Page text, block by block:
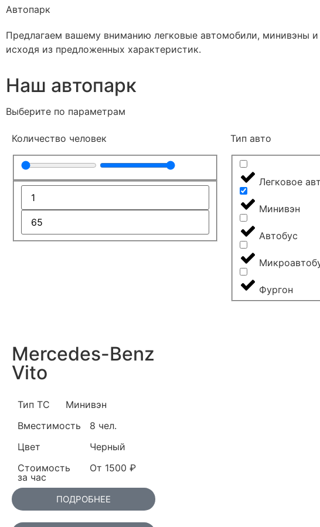
Автопарк
Предлагаем вашему вниманию легковые автомобили, минивэны
исходя из предложенных характеристик.
Наш автопарк
Выберите по параметрам
Количество человек Тип авто
Легковое
Минивэн
Автобус
Фургон
Mercedes-Benz
Vito
Тип ТС
Минивэн
Вместимость
8 чел.
Цвет
Черный
Стоимость
за час
От 1500 ₽
ПОДРОБНЕЕ